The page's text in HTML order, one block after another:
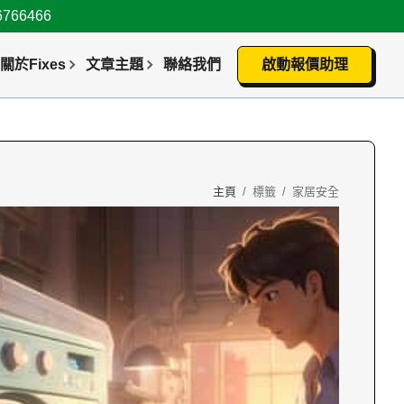
關於Fixes 文章主題 聯絡我們 啟動報價助理
主頁 / 標籤 / 家居安全